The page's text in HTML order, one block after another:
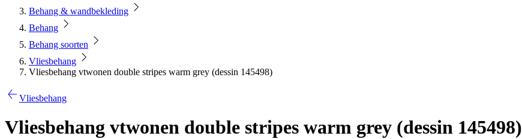
Behang & wandbekleding
Behang
Behang soorten
Vliesbehang
Vliesbehang vtwonen double stripes warm grey (dessin 145498)
Vliesbehang
Vliesbehang vtwonen double stripes warm grey (dessin 145498)